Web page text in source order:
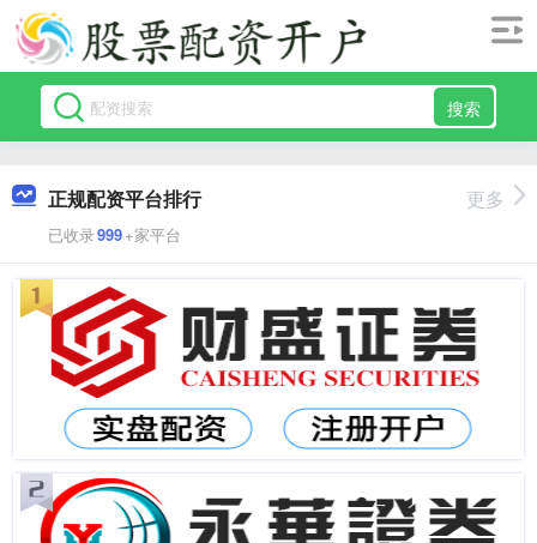
搜索
正规配资平台排行
已收录999+家平台
更多